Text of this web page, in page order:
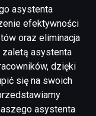
asystenta
efektywności
oraz eliminacja
asystenta
dzięki
się na swoich
asystenta